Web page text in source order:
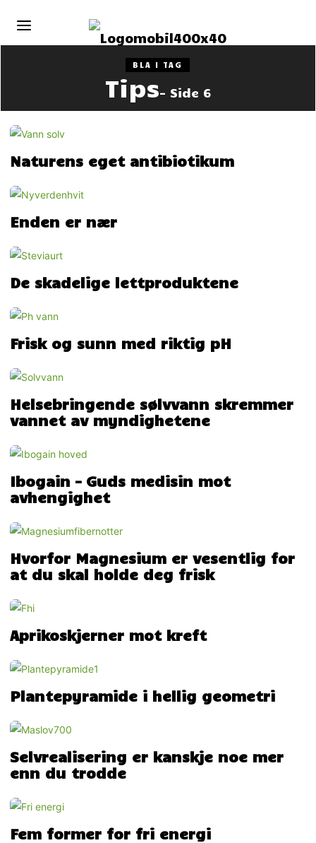
BLA I TAG
Tips- Side 6
Naturens eget antibiotikum
Enden er nær
De skadelige lettproduktene
Frisk og sunn med riktig pH
Helsebringende sølvvann skremmer
vannet av myndighetene
Ibogain – Guds medisin mot
avhengighet
Hvorfor Magnesium er vesentlig for
at du skal holde deg frisk
Aprikoskjerner mot kreft
Plantepyramide i hellig geometri
Selvrealisering er kanskje noe mer
enn du trodde
Fem former for fri energi